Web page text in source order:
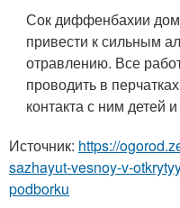
Сок диффенбахии
привести к сильным
отравлению. Все
проводить в
контакта с ним детей
Источник: https://
sazhayut-vesnoy-v-
podborku